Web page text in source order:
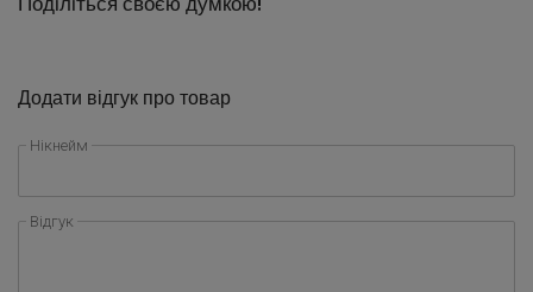
Додати відгук про товар
Нікнейм
Відгук